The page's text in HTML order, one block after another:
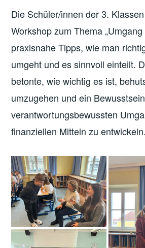
Die Schüler/innen der 3.
Workshop zum Thema „Umgang
praxisnahe Tipps, wie man
umgeht und es sinnvoll einteilt.
betonte, wie wichtig es ist,
umzugehen und ein
verantwortungsbewussten
finanziellen Mitteln zu entwickeln.